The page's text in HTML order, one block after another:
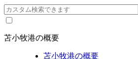
苫小牧港の概要
苫小牧港の概要